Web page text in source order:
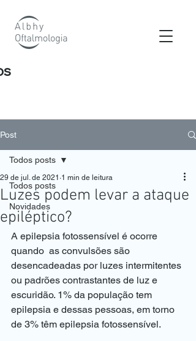
Post
Todos posts
Novidades
Todos posts
Luzes podem levar a ataque
epiléptico?
29 de jul. de 2021 1 min de leitura
A epilepsia fotossensível é ocorre
quando  as convulsões são
desencadeadas por luzes intermitentes
ou padrões contrastantes de luz e
escuridão. 1% da população tem
epilepsia e dessas pessoas, em torno
de 3% têm epilepsia fotossensível.